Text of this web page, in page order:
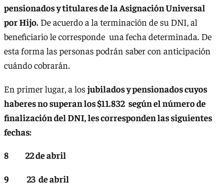
pensionados y titulares de la Asignación Universal
por Hijo. De acuerdo a la terminación de su DNI, al
beneficiario le corresponde una fecha determinada. De
esta forma las personas podrán saber con anticipación
cuándo cobrarán.
En primer lugar, a losjubilados y pensionados cuyos
haberes no superan los $11.832 según el número de
finalización del DNI, les corresponden las siguientes
fechas:
8 22 de abril
9 23 de abril